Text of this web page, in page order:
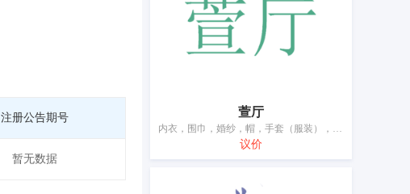
注册公告期号
暂无数据
萱厅
内衣，围巾，婚纱，帽，手套（服装），服装，腰带，衬衫，袜，鞋
议价